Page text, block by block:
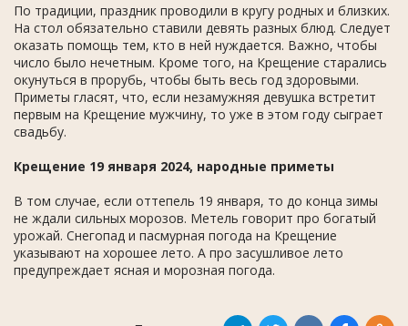
По традиции, праздник проводили в кругу родных и близких.
На стол обязательно ставили девять разных блюд. Следует
оказать помощь тем, кто в ней нуждается. Важно, чтобы
число было нечетным. Кроме того, на Крещение старались
окунуться в прорубь, чтобы быть весь год здоровыми.
Приметы гласят, что, если незамужняя девушка встретит
первым на Крещение мужчину, то уже в этом году сыграет
свадьбу.
Крещение 19 января 2024, народные приметы
В том случае, если оттепель 19 января, то до конца зимы
не ждали сильных морозов. Метель говорит про богатый
урожай. Снегопад и пасмурная погода на Крещение
указывают на хорошее лето. А про засушливое лето
предупреждает ясная и морозная погода.